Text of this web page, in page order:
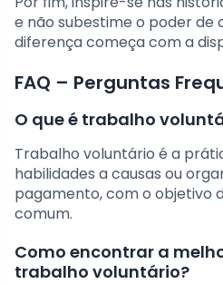
e não subestime o poder de
diferença começa com a
FAQ – Perguntas
O que é trabalho
Trabalho voluntário é a
habilidades a causas ou
pagamento, com o objetivo
comum.
Como encontrar a
trabalho voluntário?